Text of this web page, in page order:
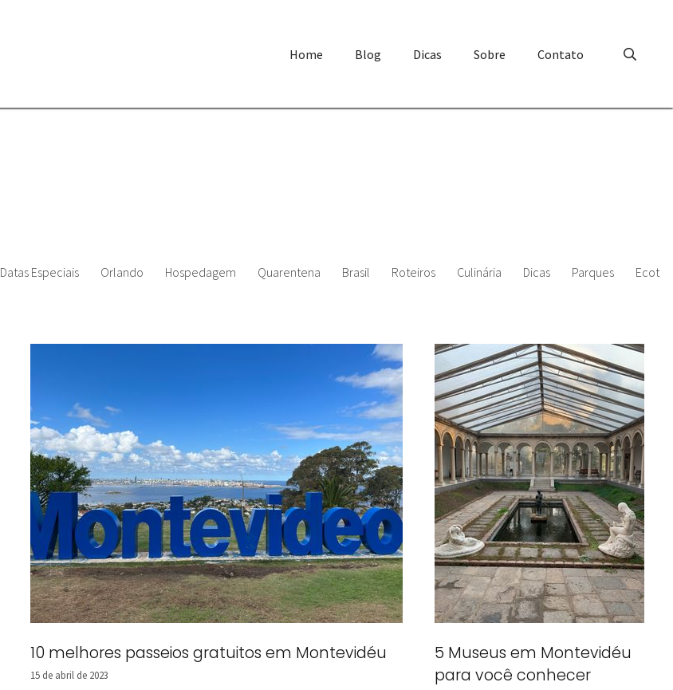
Home Blog Dicas Sobre Contato
Datas Especiais Orlando Hospedagem Quarentena Brasil Roteiros Culinária Dicas Parques
10 melhores passeios gratuitos em Montevidéu
15 de abril de 2023
5 Museus em Montevidéu
para você conhecer